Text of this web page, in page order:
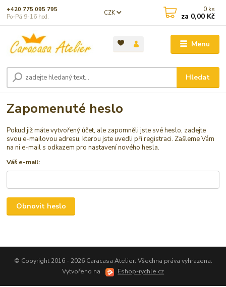
Menu
CZK
Hledat
+420 775 095 795
Po-Pá 9-16 hod.
0 ks
za 0,00 Kč
Zapomenuté heslo
Pokud již máte vytvořený účet, ale zapomněli jste své heslo, zadejte
svou e-mailovou adresu, kterou jste uvedli při registraci. Zašleme Vám
na ni e-mail s odkazem pro nastavení nového hesla.
Váš e-mail:
Obnovit heslo
© Copyright 2016 - 2026 Caracasa Atelier. Všechna práva vyhrazena.
Vytvořeno na
Eshop-rychle.cz